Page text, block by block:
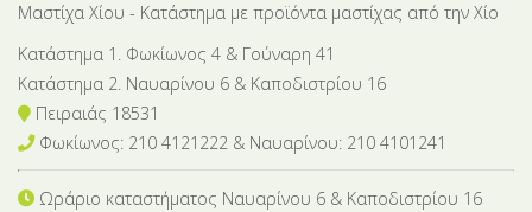
Μαστίχα Χίου - Κατάστημα με προϊόντα μαστίχας από την Χίο
Κατάστημα 1. Φωκίωνος 4 & Γούναρη 41
Κατάστημα 2. Ναυαρίνου 6 & Καποδιστρίου 16
Πειραιάς 18531
Φωκίωνος: 210 4121222 & Nαυαρίνου: 210 4101241
Ωράριο καταστήματος Ναυαρίνου 6 & Καποδιστρίου 16